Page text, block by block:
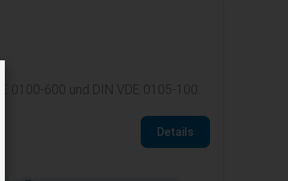
0100-600 und DIN VDE 0105-100.
Details